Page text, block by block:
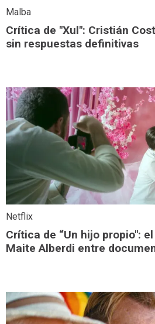
Malba
Crítica de "Xul": Cristián
sin respuestas definitivas
Netflix
Crítica de “Un hijo propio":
Maite Alberdi entre